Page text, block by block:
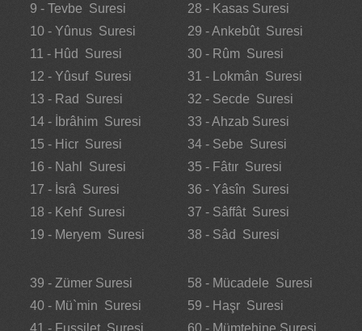
9 - Tevbe Suresi
10 - Yûnus Suresi
11 - Hûd Suresi
12 - Yûsuf Suresi
13 - Rad Suresi
14 - İbrâhim Suresi
15 - Hicr Suresi
16 - Nahl Suresi
17 - İsrâ Suresi
18 - Kehf Suresi
19 - Meryem Suresi
28 - Kasas Suresi
29 - Ankebût Suresi
30 - Rûm Suresi
31 - Lokmân Suresi
32 - Secde Suresi
33 - Ahzab Suresi
34 - Sebe Suresi
35 - Fâtır Suresi
36 - Yâsîn Suresi
37 - Sâffât Suresi
38 - Sâd Suresi
39 - Zümer Suresi
40 - Mü`min Suresi
41 - Fussilet Suresi
58 - Mücadele Suresi
59 - Haşr Suresi
60 - Mümtehine Suresi